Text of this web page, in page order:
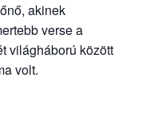
akinek
verse a
világháború között
volt.